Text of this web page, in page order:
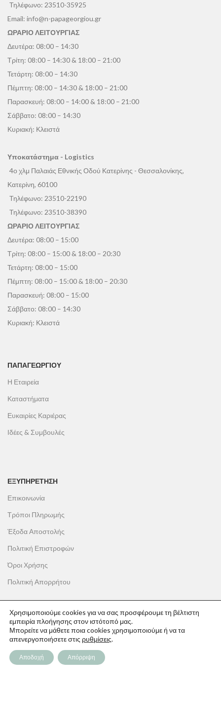
Τηλέφωνο: 23510-35925
Email: info@n-papageorgiou.gr
ΩΡΑΡΙΟ ΛΕΙΤΟΥΡΓΙΑΣ
Δευτέρα: 08:00 – 14:30
Τρίτη: 08:00 – 14:30 & 18:00 – 21:00
Τετάρτη: 08:00 – 14:30
Πέμπτη: 08:00 – 14:30 & 18:00 – 21:00
Παρασκευή: 08:00 – 14:00 & 18:00 – 21:00
Σάββατο: 08:00 – 14:30
Κυριακή: Κλειστά
Υποκατάστημα - Logistics
4ο χλμ Παλαιάς Εθνικής Οδού Κατερίνης - Θεσσαλονίκης,
Κατερίνη, 60100
Τηλέφωνο: 23510-22190
Τηλέφωνο: 23510-38390
ΩΡΑΡΙΟ ΛΕΙΤΟΥΡΓΙΑΣ
Δευτέρα: 08:00 – 15:00
Τρίτη: 08:00 – 15:00 & 18:00 – 20:30
Τετάρτη: 08:00 – 15:00
Πέμπτη: 08:00 – 15:00 & 18:00 – 20:30
Παρασκευή: 08:00 – 15:00
Σάββατο: 08:00 – 14:30
Κυριακή: Κλειστά
ΠΑΠΑΓΕΩΡΓΊΟΥ
Η Εταιρεία
Καταστήματα
Ευκαιρίες Καριέρας
Ιδέες & Συμβουλές
ΕΞΥΠΗΡΕΤΗΣΗ
Επικοινωνία
Τρόποι Πληρωμής
Έξοδα Αποστολής
Πολιτική Επιστροφών
Όροι Χρήσης
Πολιτική Απορρήτου
ΟΙ ΑΓΟΡΕΣ ΣΟΥ
Το καλάθι σου
Χρησιμοποιούμε cookies για να σας προσφέρουμε τη βέλτιστη
εμπειρία πλοήγησης στον ιστότοπό μας.
Μπορείτε να μάθετε ποια cookies χρησιμοποιούμε ή να τα
απενεργοποιήσετε στις ρυθμίσεις.
Αποδοχή Απόρριψη